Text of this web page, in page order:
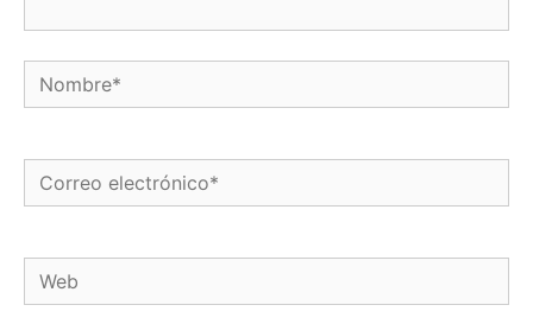
Nombre*
Correo
electrónico*
Web